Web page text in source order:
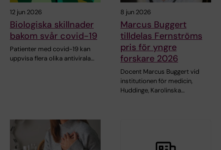
12 jun 2026
Biologiska skillnader
bakom svår covid-19
Patienter med covid-19 kan
uppvisa flera olika antivirala…
8 jun 2026
Marcus Buggert
tilldelas Fernströms
pris för yngre
forskare 2026
Docent Marcus Buggert vid
institutionen för medicin,
Huddinge, Karolinska…